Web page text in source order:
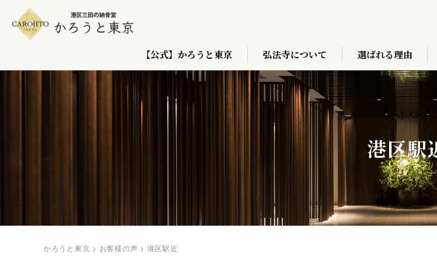
【公式】かろうと東京 弘法寺について 選ばれる理由
港区駅
かろうと東京 > お客様の声 > 港区駅近